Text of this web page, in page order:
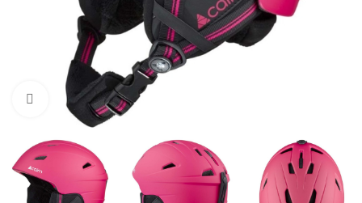
Нажмите, чтобы увеличить